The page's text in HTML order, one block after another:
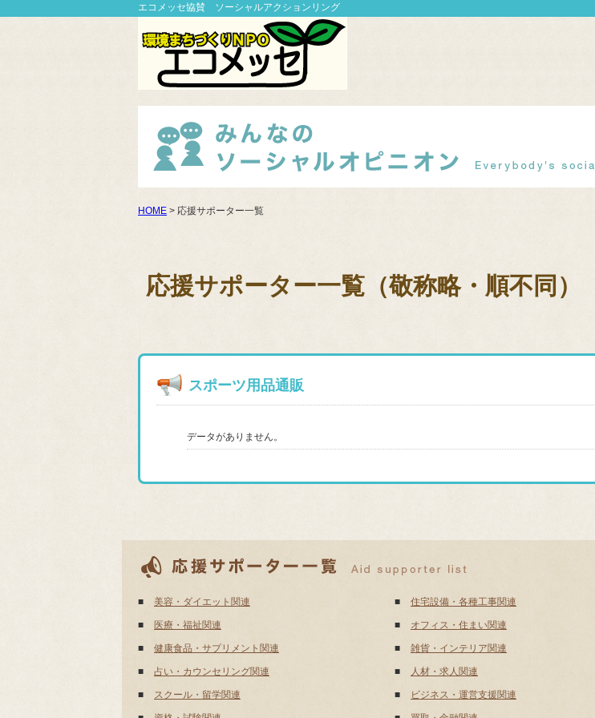
エコメッセ協賛 ソーシャルアクションリング
HOME > 応援サポーター一覧
応援サポーター一覧（敬称略・順不同）
スポーツ用品通販
データがありません。
美容・ダイエット関連
■
医療・福祉関連
■
健康食品・サプリメント関連
■
占い・カウンセリング関連
■
スクール・留学関連
■
住宅設備・各種工事関連
■
オフィス・住まい関連
■
雑貨・インテリア関連
■
人材・求人関連
■
ビジネス・運営支援関連
■